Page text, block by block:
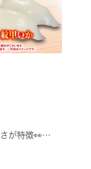
が特徴👀
〆かんぱち】など